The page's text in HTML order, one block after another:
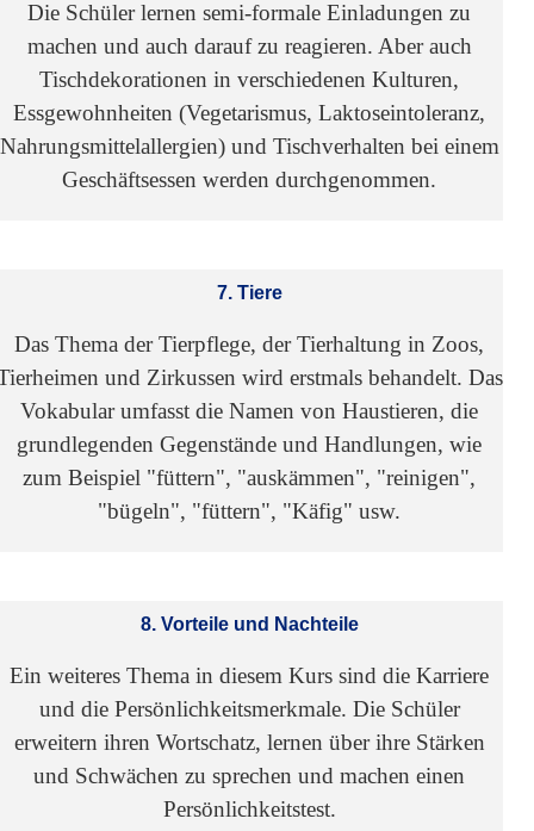
Die Schüler lernen semi-formale Einladungen zu
machen und auch darauf zu reagieren. Aber auch
Tischdekorationen in verschiedenen Kulturen,
Essgewohnheiten (Vegetarismus, Laktoseintoleranz,
Nahrungsmittelallergien) und Tischverhalten bei einem
Geschäftsessen werden durchgenommen.
7. Tiere
Das Thema der Tierpflege, der Tierhaltung in Zoos,
und Zirkussen wird erstmals behandelt. Das
Vokabular umfasst die Namen von Haustieren, die
grundlegenden Gegenstände und Handlungen, wie
zum Beispiel "füttern", "auskämmen", "reinigen",
"bügeln", "füttern", "Käfig" usw.
8. Vorteile und Nachteile
Ein weiteres Thema in diesem Kurs sind die Karriere
und die Persönlichkeitsmerkmale. Die Schüler
erweitern ihren Wortschatz, lernen über ihre Stärken
und Schwächen zu sprechen und machen einen
Persönlichkeitstest.